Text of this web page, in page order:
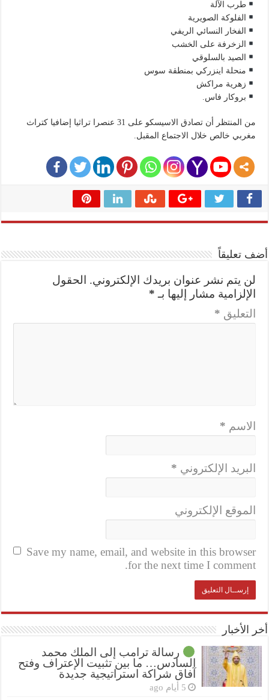
طرب الآلة
الفلوكة الصويرية
الفخار النسائي الريفي
الزخرفة على الخشب
الصيد بالسلوقي
منحلة اينزركي بمنطقة سوس
زهرية مراكش
بروكار فاس.
من المنتظر أن تصادق الاسيسكو على 31 عنصرا تراثيا إضافيا كتراث
مغربي خالص خلال الاجتماع المقبل.
أضف تعليقاً
لن يتم نشر عنوان بريدك الإلكتروني.
الحقول
الإلزامية مشار إليها بـ *
التعليق *
الاسم *
البريد الإلكتروني *
الموقع الإلكتروني
Save my name, email, and website in this browser
for the next time I comment.
أخر الأخبار
رسالة ترامب إلى الملك محمد
السادس… ما بين تثبيت الإعتراف وفتح
آفاق شراكة استراتيجية جديدة
5 أيام ago